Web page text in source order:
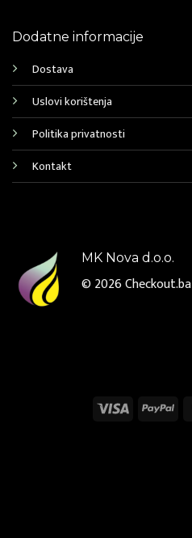
Dodatne informacije
Dostava
Uslovi korištenja
Politika privatnosti
Kontakt
MK Nova d.o.o.
© 2026Checkout.ba